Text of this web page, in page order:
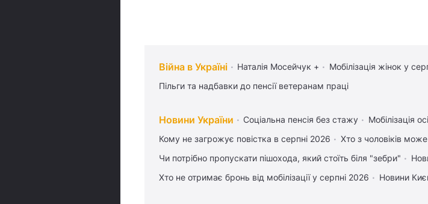
Війна в Україні Наталія Мосейчук + Мобілізація жінок у
Пільги та надбавки до пенсії ветеранам праці
Новини України Соціальна пенсія без стажу Мобілізація
Кому не загрожує повістка в серпні 2026
Хто з чоловіків
Чи потрібно пропускати пішохода, який стоїть біля "зебри"
Хто не отримає бронь від мобілізації у серпні 2026
Новини